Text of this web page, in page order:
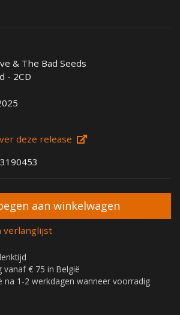
& The Bad Seeds
- 2CD
deze release
verlanglijst
vanaf € 75 in België
na 1-2 werkdagen wanneer voorradig